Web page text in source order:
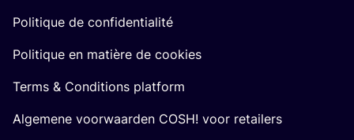
Politique de confidentialité
Politique en matière de cookies
Terms & Conditions platform
Algemene voorwaarden COSH! voor retailers